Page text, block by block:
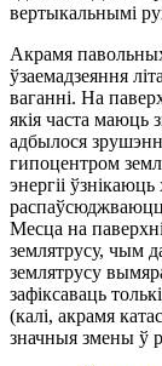
вертыкальнымі
Акрамя
ўзаемадзеяння
ваганні. На
якія часта маюць
адбылося
гипоцентром
энергіі
Месца на
землятрусу, чым
землятрусу
зафіксаваць
(калі, акрамя
значныя змены ў